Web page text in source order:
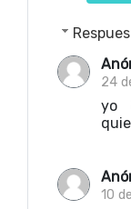
24
yo
10